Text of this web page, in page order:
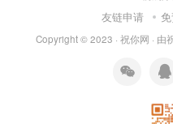
友链申请
Copyright © 2023 · 祝你网 · 由